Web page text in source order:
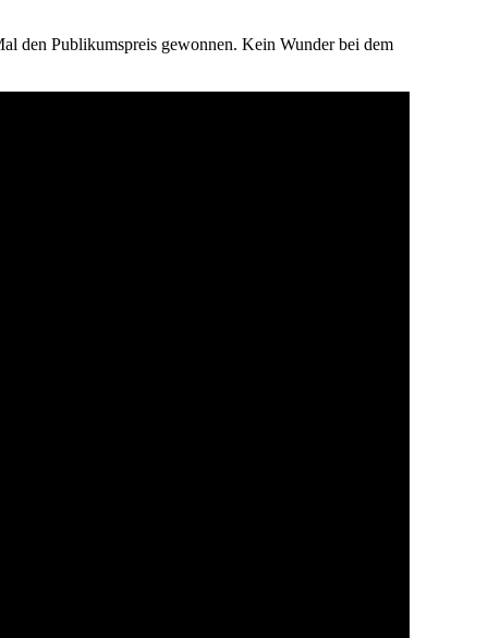
den Publikumspreis gewonnen. Kein Wunder bei dem